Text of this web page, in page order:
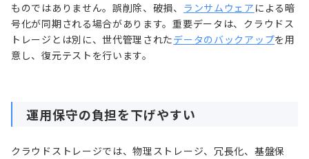
ものではありません。誤削除、破損、 ランサムウェア による暗
号化が同期される場合があります。重要データは、クラウドス
トレージとは別に、世代管理されたデータのバックアップを用
意し、復元テストを行います。
運用保守の負担を下げやすい
クラウドストレージでは、物理ストレージ、冗長化、基盤保